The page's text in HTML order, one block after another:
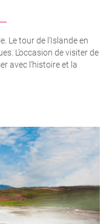
Le tour de l’Islande en
L’occasion de visiter de
avec l‘histoire et la